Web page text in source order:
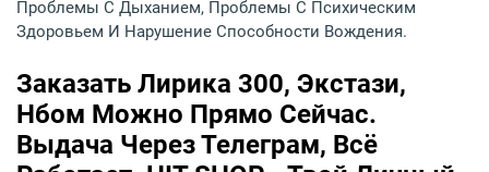
Проблемы С Дыханием, Проблемы С Психическим
Здоровьем И Нарушение Способности Вождения.
Заказать Лирика 300, Экстази,
Нбом Можно Прямо Сейчас.
Выдача Через Телеграм, Всё